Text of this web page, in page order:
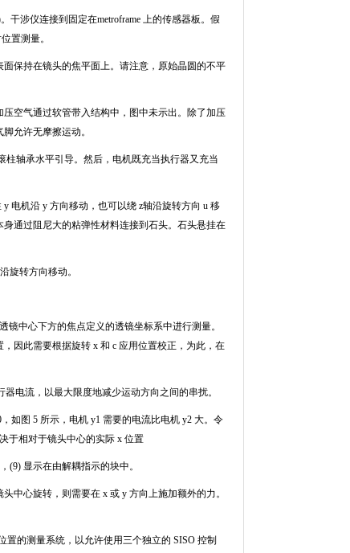
。干涉仪连接到固定在metroframe 上的传感器板。假
置测量。
保持在镜头的焦平面上。请注意，原始晶圆的不平
空气通过软管带入结构中，图中未示出。除了加压
允许无摩擦运动。
轴承水平引导。然后，电机既充当执行器又充当
y 电机沿 y 方向移动，也可以绕 z轴沿旋转方向 u 移
通过阻尼大的粘弹性材料连接到石头。石头悬挂在
旋转方向移动。
中心下方的焦点定义的透镜坐标系中进行测量。
，因此需要根据旋转 x 和 c 应用位置校正，为此，在
器电流，以最大限度地减少运动方向之间的串扰。
，如图 5 所示，电机 y1 需要的电流比电机 y2 大。令
于相对于镜头中心的实际 x 位置
(9) 显示在由解耦指示的块中。
头中心旋转，则需要在 x 或 y 方向上施加额外的力。
置的测量系统，以允许使用三个独立的 SISO 控制